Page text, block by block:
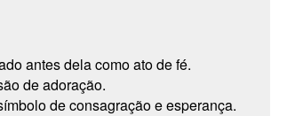
antes dela como ato de fé.
de adoração.
de consagração e esperança.